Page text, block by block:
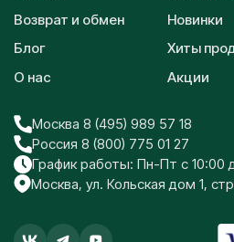
Возврат и обмен
Блог
О нас
Новинки
Хиты
Акции
Москва 8 (495) 989 57 18
Россия 8 (800) 775 01 27
График работы: Пн-Пт с 10:00
Москва, ул. Кольская дом 1,